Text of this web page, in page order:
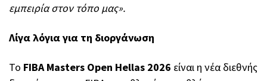
εμπειρία στον τόπο μας».
Λίγα λόγια για τη διοργάνωση
Το FIBA Masters Open Hellas 2026 είναι η νέα διεθνής